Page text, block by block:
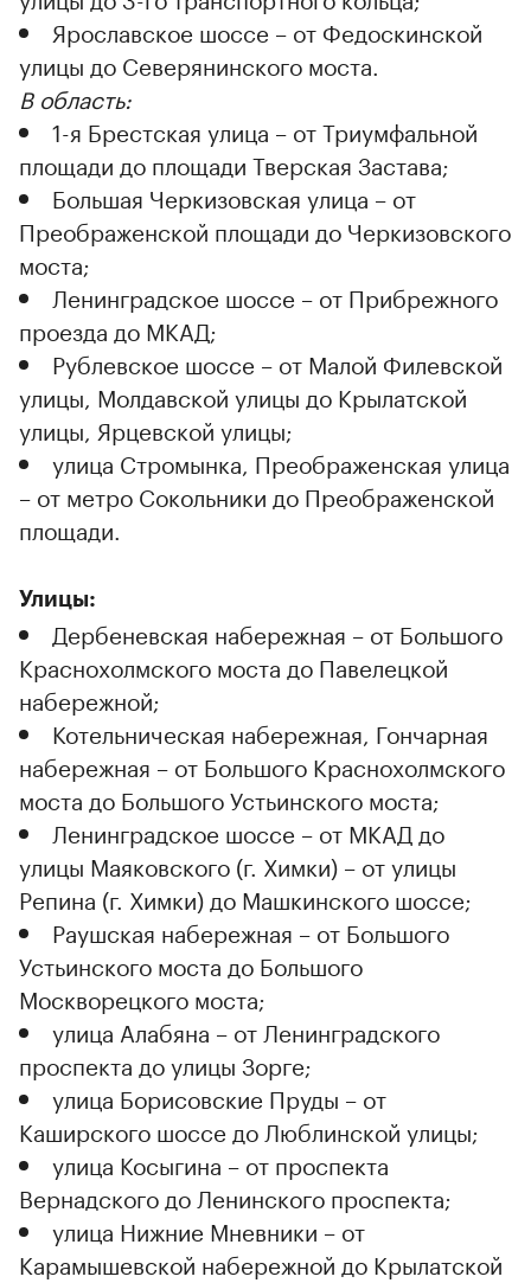
Ярославское шоссе – от Федоскинской
улицы до Северянинского моста.
В область:
1-я Брестская улица – от Триумфальной
площади до площади Тверская Застава;
Большая Черкизовская улица – от
Преображенской площади до Черкизовского
моста;
Ленинградское шоссе – от Прибрежного
проезда до МКАД;
Рублевское шоссе – от Малой Филевской
улицы, Молдавской улицы до Крылатской
улицы, Ярцевской улицы;
улица Стромынка, Преображенская улица
– от метро Сокольники до Преображенской
площади.
Улицы:
Дербеневская набережная – от Большого
Краснохолмского моста до Павелецкой
набережной;
Котельническая набережная, Гончарная
набережная – от Большого Краснохолмского
моста до Большого Устьинского моста;
Ленинградское шоссе – от МКАД до
улицы Маяковского (г. Химки) – от улицы
Репина (г. Химки) до Машкинского шоссе;
Раушская набережная – от Большого
Устьинского моста до Большого
Москворецкого моста;
улица Алабяна – от Ленинградского
проспекта до улицы Зорге;
улица Борисовские Пруды – от
Каширского шоссе до Люблинской улицы;
улица Косыгина – от проспекта
Вернадского до Ленинского проспекта;
улица Нижние Мневники – от
Карамышевской набережной до Крылатской